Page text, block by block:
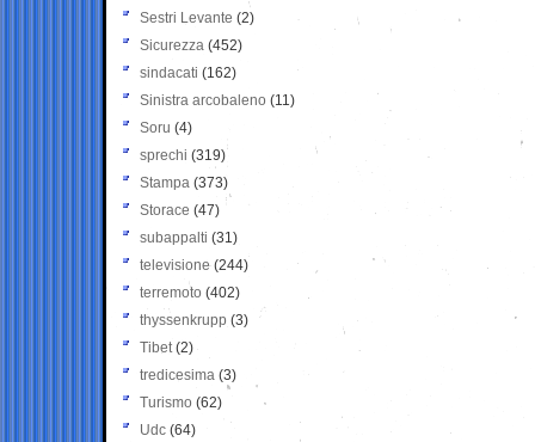
Sestri Levante (2)
Sicurezza (452)
sindacati (162)
Sinistra arcobaleno (11)
Soru (4)
sprechi (319)
Stampa (373)
Storace (47)
subappalti (31)
televisione(244)
terremoto (402)
thyssenkrupp (3)
Tibet(2)
tredicesima (3)
Turismo (62)
Udc (64)